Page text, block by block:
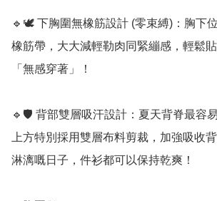
🔹🕊️ 下胸圍無橡筋設計 (零束縛)：胸下
橡筋帶，大大減輕勒肉同緊繃感，輕鬆
「無感穿著」！
🔹🛡️ 背部雙層吸汗設計：夏天背脊最容
上方特別採用雙層布料剪裁，加強吸收
淋漓嘅日子，件衫都可以保持乾爽！